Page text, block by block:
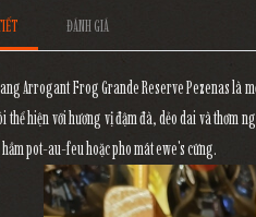
ĐÁNH GIÁ
Arrogant Frog Grande Reserve Pezenas là
thể hiện với hương vị đậm đà, dẻo dai và thơm
pot-au-feu hoặc pho mát ewe's cứng.